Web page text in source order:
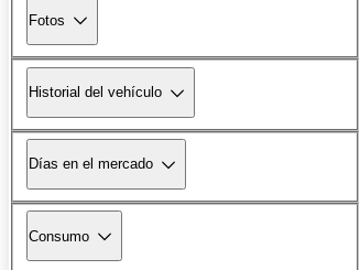
Fotos
Historial del vehículo
Días en el mercado
Consumo